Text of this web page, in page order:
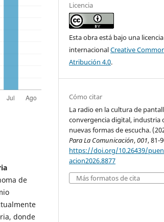
de
donde
Licencia
Esta obra está bajo una licencia
internacionalCreative
Atribución 4.0.
Cómo citar
La radio en la cultura de
convergencia digital, industria
nuevas formas de escucha.
Para La Comunicación,001, 81-
https://doi.org/10.26439/
acion2026.8877
Más formatos de cita